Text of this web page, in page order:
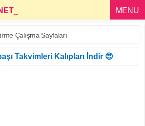
MENU
Çalışma Sayfaları
Takvimleri Kalıpları İndir 😍